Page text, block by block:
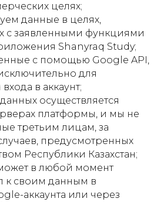
целях;
данные в целях,
с заявленными функциями
Shanyraq Study;
с помощью Google API,
для
в аккаунт;
осуществляется
платформы, и мы не
третьим лицам, за
предусмотренных
Республики Казахстан;
в любой момент
к своим данным в
аккаунта или через